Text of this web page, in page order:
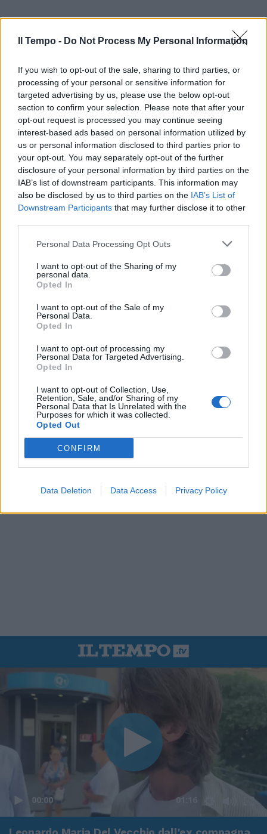
Il Tempo - Do Not Process My Personal Information
If you wish to opt-out of the sale, sharing to third parties, or
processing of your personal or sensitive information for
targeted advertising by us, please use the below opt-out
section to confirm your selection. Please note that after your
opt-out request is processed you may continue seeing
interest-based ads based on personal information utilized by
us or personal information disclosed to third parties prior to
your opt-out. You may separately opt-out of the further
disclosure of your personal information by third parties on the
IAB’s list of downstream participants. This information may
also be disclosed by us to third parties on the IAB’s List of
Downstream Participants that may further disclose it to other
Personal Data Processing Opt Outs
I want to opt-out of the Sharing of my
personal data.
Opted In
I want to opt-out of the Sale of my
Personal Data.
Opted In
I want to opt-out of processing my
Personal Data for Targeted Advertising.
Opted In
I want to opt-out of Collection, Use,
Retention, Sale, and/or Sharing of my
Personal Data that Is Unrelated with the
Purposes for which it was collected.
Opted Out
CONFIRM
Data Deletion Data Access Privacy Policy
In evidenza
00:00 01:16